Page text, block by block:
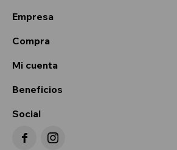
Empresa
Compra
Mi cuenta
Beneficios
Social
 